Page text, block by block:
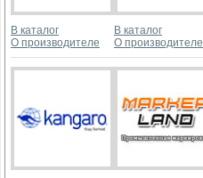
В каталог
О производителе
В каталог
О производителе